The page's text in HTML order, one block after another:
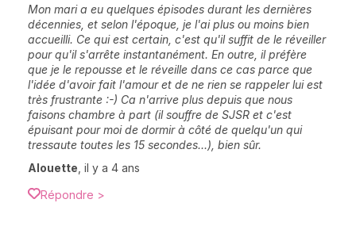
Mon mari a eu quelques épisodes durant les dernières
décennies, et selon l'époque, je l'ai plus ou moins bien
accueilli. Ce qui est certain, c'est qu'il suffit de le réveiller
pour qu'il s'arrête instantanément. En outre, il préfère
que je le repousse et le réveille dans ce cas parce que
l'idée d'avoir fait l'amour et de ne rien se rappeler lui est
très frustrante :-) Ca n'arrive plus depuis que nous
faisons chambre à part (il souffre de SJSR et c'est
épuisant pour moi de dormir à côté de quelqu'un qui
tressaute toutes les 15 secondes...), bien sûr.
Alouette il y a 4 ans
Répondre >